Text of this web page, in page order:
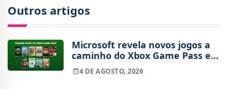
Outros artigos
Microsoft revela novos jogos a
caminho do Xbox Game Pass em
agosto
4 DE AGOSTO, 2026